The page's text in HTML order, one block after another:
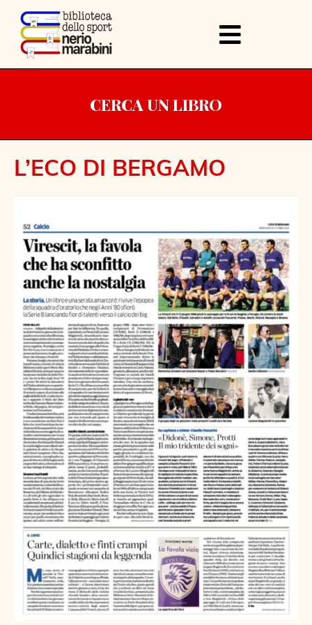
CERCA UN LIBRO
L’ECO DI BERGAMO